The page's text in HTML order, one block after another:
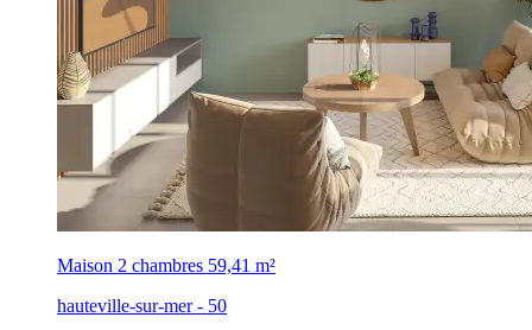
Maison 2 chambres 59,41 m²
hauteville-sur-mer - 50